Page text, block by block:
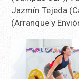
Jazmín Tejeda
(Arranque y